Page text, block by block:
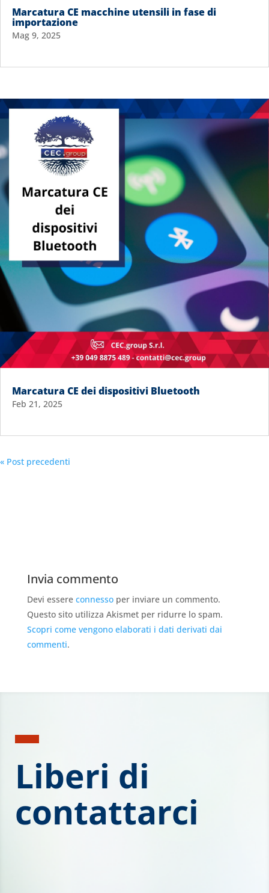
Marcatura CE macchine utensili in fase di
importazione
Mag 9, 2025
Marcatura CE dei dispositivi Bluetooth
Feb 21, 2025
« Post precedenti
Invia commento
Devi essere connessoper inviare un commento.
Questo sito utilizza Akismet per ridurre lo spam.
Scopri come vengono elaborati i dati derivati dai
commenti.
Liberi di
contattarci